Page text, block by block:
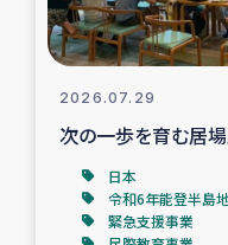
女性の生計向上
2026.07.29
次の一歩を育む居
日本
令和6年能登半島
緊急支援事業